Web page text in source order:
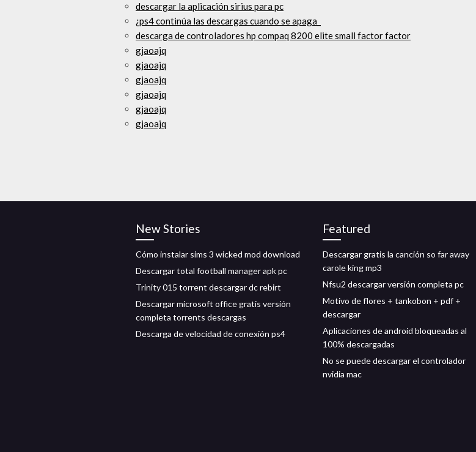
descargar la aplicación sirius para pc
¿ps4 continúa las descargas cuando se apaga_
descarga de controladores hp compaq 8200 elite small factor factor
gjaoajq
gjaoajq
gjaoajq
gjaoajq
gjaoajq
gjaoajq
New Stories
Cómo instalar sims 3 wicked mod download
Descargar total football manager apk pc
Trinity 015 torrent descargar dc rebirt
Descargar microsoft office gratis versión
completa torrents descargas
Descarga de velocidad de conexión ps4
Featured
Descargar gratis la canción so far away
carole king mp3
Nfsu2 descargar versión completa pc
Motivo de flores + tankobon + pdf +
descargar
Aplicaciones de android bloqueadas al
100% descargadas
No se puede descargar el controlador
nvidia mac